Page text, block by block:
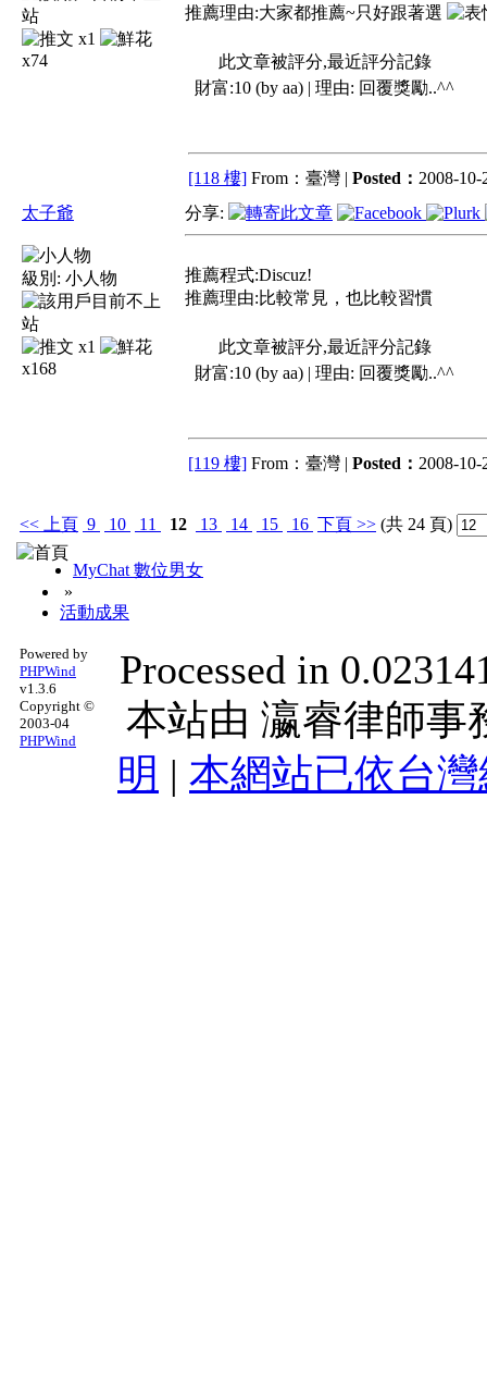
x1
x74
推薦理由:大家都推薦~只好跟著選
此文章被評分,最近評分記錄
財富:10 (by aa) | 理由: 回覆獎勵..^^
[118 樓] From：臺灣 | Posted： 2008-10-
太子爺
級別: 小人物
x1
x168
分享:
推薦程式:Discuz!
推薦理由:比較常見，也比較習慣
此文章被評分,最近評分記錄
財富:10 (by aa) | 理由: 回覆獎勵..^^
[119 樓] From：臺灣 | Posted： 2008-10-
<< 上頁 9 10 11 12 13 14 15 16 下頁 >> (共 24 頁)
MyChat 數位男女
»
活動成果
Powered by
PHPWind
v1.3.6
Copyright ©
2003-04
PHPWind
Processed in
本站由 瀛睿律師事
明 | 本網站已依台